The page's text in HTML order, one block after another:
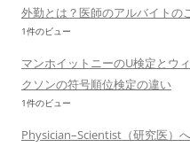
外勤とは？医師のアルバイトの
1件のビュー
マンホイットニーのU検定とウ
クソンの符号順位検定の違い
1件のビュー
Physician–Scientist（研究医）